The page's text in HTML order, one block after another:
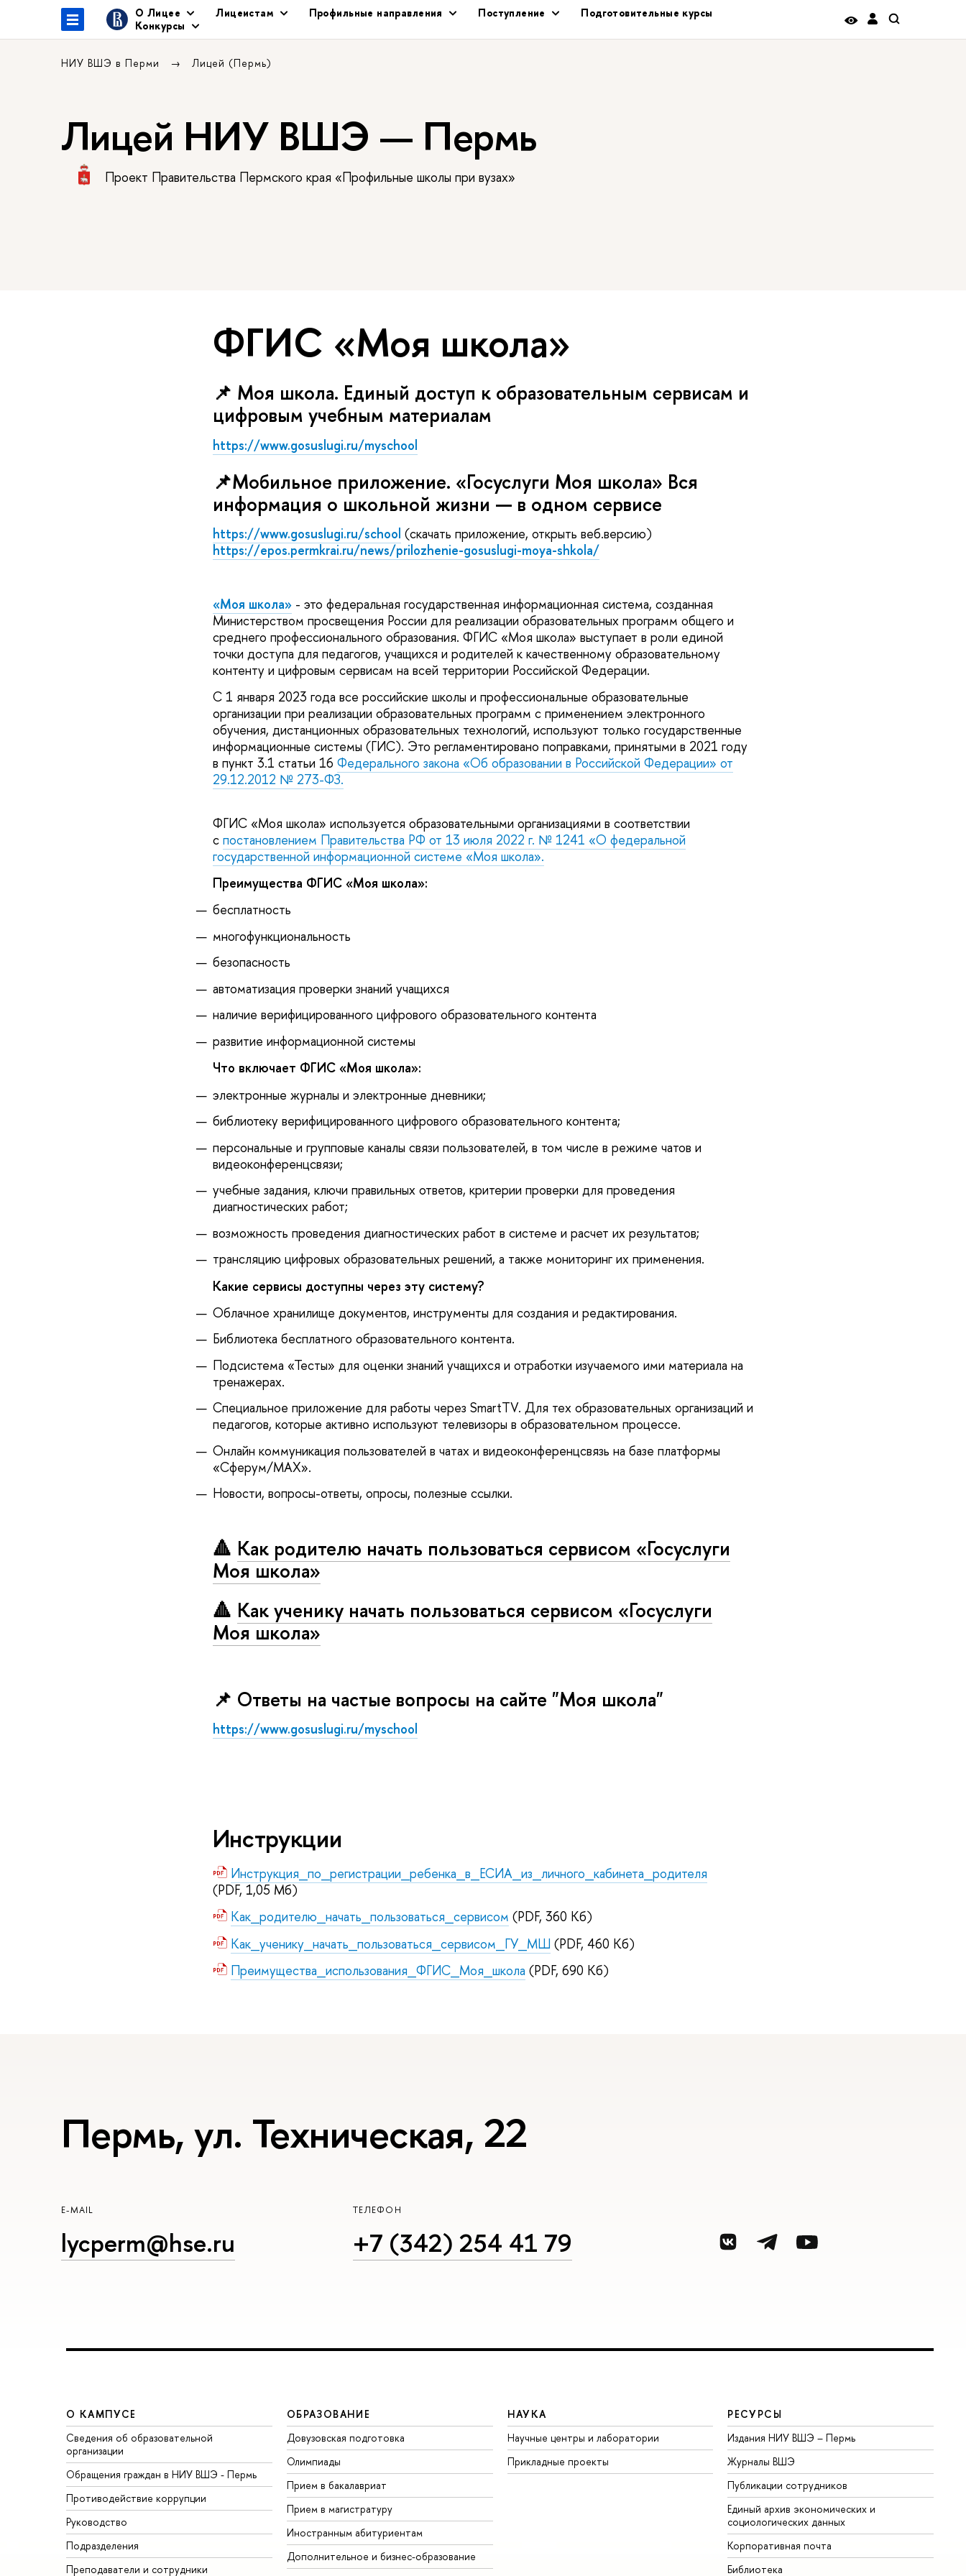
О Лицее Лицеистам Профильные направления Поступление
Подготовительные курсы
Конкурсы
НИУ ВШЭ в Перми Лицей (Пермь)
Лицей НИУ ВШЭ — Пермь
Проект Правительства Пермского края «Профильные школы при вузах»
ФГИС «Моя школа»
📌 Моя школа. Единый доступ к образовательным сервисам и
цифровым учебным материалам
https://www.gosuslugi.ru/myschool
📌Мобильное приложение. «Госуслуги Моя школа» Вся
информация о школьной жизни — в одном сервисе
https://www.gosuslugi.ru/school (скачать приложение, открыть веб.версию)
https://epos.permkrai.ru/news/prilozhenie-gosuslugi-moya-shkola/
«Моя школа»- это федеральная государственная информационная система, созданная
Министерством просвещения России для реализации образовательных программ общего и
среднего профессионального образования. ФГИС «Моя школа» выступает в роли единой
точки доступа для педагогов, учащихся и родителей к качественному образовательному
контенту и цифровым сервисам на всей территории Российской Федерации.
С 1 января 2023 года все российские школы и профессиональные образовательные
организации при реализации образовательных программ с применением электронного
обучения, дистанционных образовательных технологий, используют только государственные
информационные системы (ГИС). Это регламентировано поправками, принятыми в 2021 году
в пункт 3.1 статьи 16 Федерального закона «Об образовании в Российской Федерации» от
29.12.2012 № 273-ФЗ.
ФГИС «Моя школа» используется образовательными организациями в соответствии
с постановлением Правительства РФ от 13 июля 2022 г. № 1241 «О федеральной
государственной информационной системе «Моя школа».
Преимущества ФГИС «Моя школа»:
бесплатность
многофункциональность
безопасность
автоматизация проверки знаний учащихся
наличие верифицированного цифрового образовательного контента
развитие информационной системы
Что включает ФГИС «Моя школа»:
электронные журналы и электронные дневники;
библиотеку верифицированного цифрового образовательного контента;
персональные и групповые каналы связи пользователей, в том числе в режиме чатов и
видеоконференцсвязи;
учебные задания, ключи правильных ответов, критерии проверки для проведения
диагностических работ;
возможность проведения диагностических работ в системе и расчет их результатов;
трансляцию цифровых образовательных решений, а также мониторинг их применения.
Какие сервисы доступны через эту систему?
Облачное хранилище документов, инструменты для создания и редактирования.
Библиотека бесплатного образовательного контента.
Подсистема «Тесты» для оценки знаний учащихся и отработки изучаемого ими материала на
тренажерах.
Специальное приложение для работы через SmartTV. Для тех образовательных организаций и
педагогов, которые активно используют телевизоры в образовательном процессе.
Онлайн коммуникация пользователей в чатах и видеоконференцсвязь на базе платформы
«Сферум/МАХ».
Новости, вопросы-ответы, опросы, полезные ссылки.
🔺 Как родителю начать пользоваться сервисом «Госуслуги
Моя школа»
🔺 Как ученику начать пользоваться сервисом «Госуслуги
Моя школа»
📌 Ответы на частые вопросы на сайте "Моя школа"
https://www.gosuslugi.ru/myschool
Инструкции
Инструкция_по_регистрации_ребенка_в_ЕСИА_из_личного_кабинета_родителя
(PDF, 1,05 Мб)
Как_родителю_начать_пользоваться_сервисом (PDF, 360 Кб)
Как_ученику_начать_пользоваться_сервисом_ГУ_МШ (PDF, 460 Кб)
Преимущества_использования_ФГИС_Моя_школа (PDF, 690 Кб)
Пермь, ул. Техническая, 22
E-MAIL
lycperm@hse.ru
ТЕЛЕФОН
+7 (342) 254 41 79
О КАМПУСЕ
Сведения об образовательной
организации
Обращения граждан в НИУ ВШЭ - Пермь
Противодействие коррупции
Руководство
Подразделения
Преподаватели и сотрудники
ОБРАЗОВАНИЕ
Довузовская подготовка
Олимпиады
Прием в бакалавриат
Прием в магистратуру
Иностранным абитуриентам
Дополнительное и бизнес-образование
НАУКА
Научные центры и лаборатории
Прикладные проекты
РЕСУРСЫ
Издания НИУ ВШЭ ­– Пермь
Журналы ВШЭ
Публикации сотрудников
Единый архив экономических и
социологических данных
Корпоративная почта
Библиотека